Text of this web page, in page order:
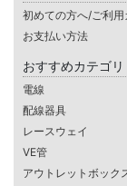
初めての方へ/ご利用
お支払い方法
おすすめカテゴリ
電線
配線器具
レースウェイ
VE管
アウトレットボック